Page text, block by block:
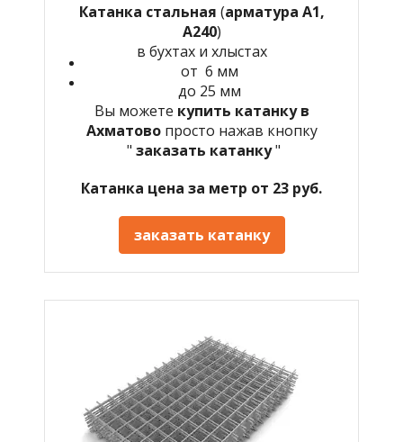
Катанка стальная (арматура А1,
А240)
в бухтах и хлыстах
от 6 мм
до 25 мм
Вы можете купить катанку в
Ахматово просто нажав кнопку
" заказать катанку"
Катанка цена за метр от 23 руб.
заказать катанку